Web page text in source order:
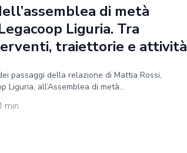
di metà
Liguria. Tra
traiettorie e attività
passaggi della relazione di Mattia Rossi,
Liguria, all’Assemblea di metà...
min